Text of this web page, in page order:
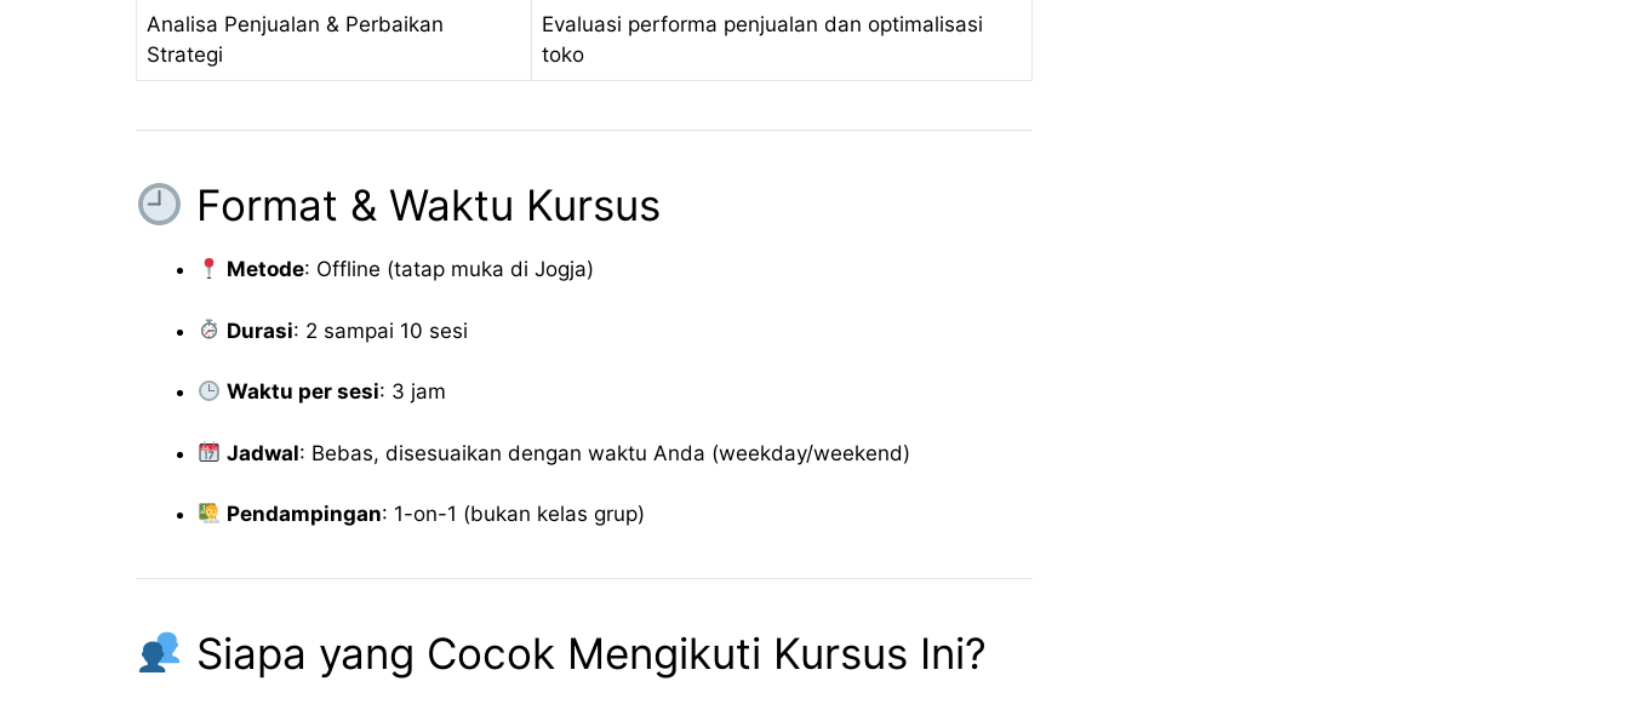
Analisa Penjualan & Perbaikan
Strategi
Evaluasi performa penjualan dan optimalisasi
toko
Format & Waktu Kursus
Metode: Offline (tatap muka di Jogja)
Durasi: 2 sampai 10 sesi
Waktu per sesi: 3 jam
Jadwal: Bebas, disesuaikan dengan waktu Anda (weekday/weekend)
Pendampingan: 1-on-1 (bukan kelas grup)
Siapa yang Cocok Mengikuti Kursus Ini?